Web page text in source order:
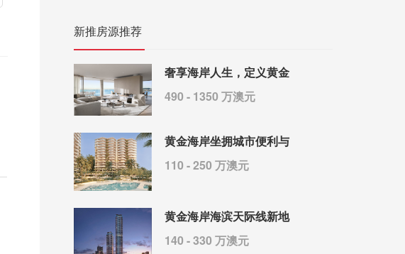
新推房源推荐
奢享海岸人生，定义黄金
490 - 1350 万澳元
黄金海岸坐拥城市便利与
110 - 250 万澳元
黄金海岸海滨天际线新地
140 - 330 万澳元